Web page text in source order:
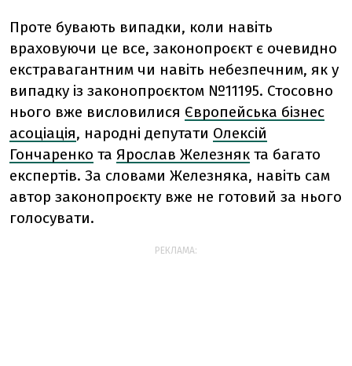
Проте бувають випадки, коли навіть
враховуючи це все, законопроєкт є очевидно
екстравагантним чи навіть небезпечним, як у
випадку із законопроєктом №11195. Стосовно
нього вже висловилися Європейська бізнес
асоціація, народні депутати Олексій
Гончаренко та Ярослав Железняк та багато
експертів. За словами Железняка, навіть сам
автор законопроєкту вже не готовий за нього
голосувати.
РЕКЛАМА: